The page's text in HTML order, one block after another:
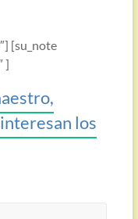
[su_note
]
los